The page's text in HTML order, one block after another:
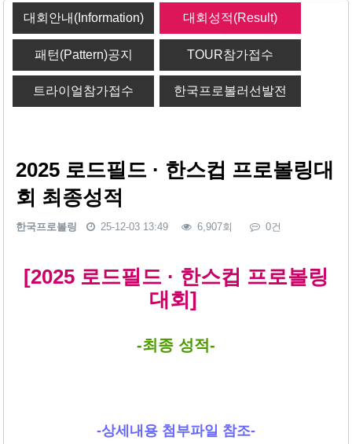
대회안내(Information) 대회성적(Result)
패턴(Pattern)공지 TOUR참가접수
트라이얼참가접수 한국프로볼러선발전
2025 로드필드 · 한스컵 프로볼링대
회 최종성적
한국프로볼링 25-12-03 13:49 6,907회 0건
[2025 로드필드 · 한스컵 프로볼링
대회]
-최종 성적-
-상세내용 첨부파일 참조-